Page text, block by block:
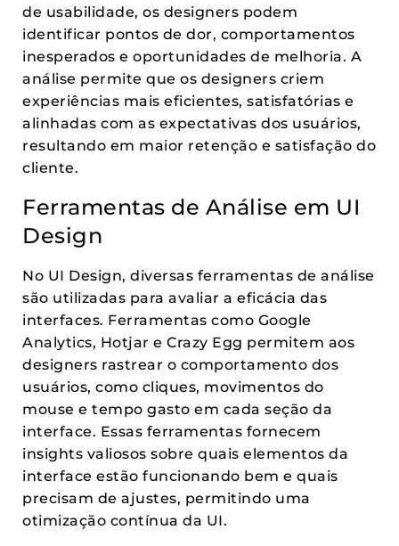
de usabilidade, os designers podem
identificar pontos de dor, comportamentos
inesperados e oportunidades de melhoria. A
análise permite que os designers criem
experiências mais eficientes, satisfatórias e
alinhadas com as expectativas dos usuários,
resultando em maior retenção e satisfação do
cliente.
Ferramentas de Análise em UI
Design
No UI Design, diversas ferramentas de análise
são utilizadas para avaliar a eficácia das
interfaces. Ferramentas como Google
Analytics, Hotjar e Crazy Egg permitem aos
designers rastrear o comportamento dos
usuários, como cliques, movimentos do
mouse e tempo gasto em cada seção da
interface. Essas ferramentas fornecem
insights valiosos sobre quais elementos da
interface estão funcionando bem e quais
precisam de ajustes, permitindo uma
otimização contínua da UI.